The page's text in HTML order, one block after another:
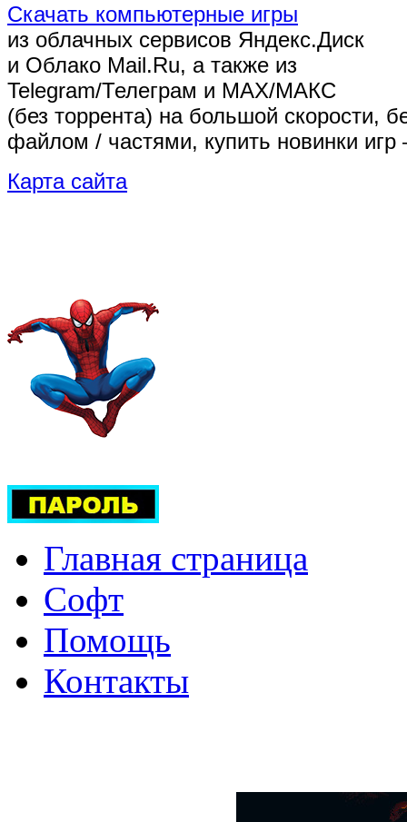
Скачать компьютерные игры
из облачных сервисов Яндекс.Диск
и Облако Mail.Ru, а также из
Telegram/Телеграм и MAX/МАКС
(без торрента) на большой скорости,
файлом / частями, купить новинки
Карта сайта
Главная страница
Софт
Помощь
Контакты